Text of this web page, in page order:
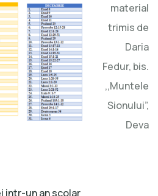
material
trimis de
Daria
Fedur, bis.
,,Muntele
Sionului”,
Deva
intr-un an scolar